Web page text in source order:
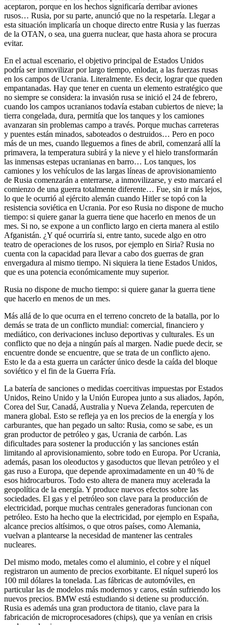
aceptaron, porque en los hechos significaría derribar aviones
rusos… Rusia, por su parte, anunció que no la respetaría. Llegar a
esta situación implicaría un choque directo entre Rusia y las fuerzas
de la OTAN, o sea, una guerra nuclear, que hasta ahora se procura
evitar.
En el actual escenario, el objetivo principal de Estados Unidos
podría ser inmovilizar por largo tiempo, enlodar, a las fuerzas rusas
en los campos de Ucrania. Literalmente. Es decir, lograr que queden
empantanadas. Hay que tener en cuenta un elemento estratégico que
no siempre se considera: la invasión rusa se inició el 24 de febrero,
cuando los campos ucranianos todavía estaban cubiertos de nieve; la
tierra congelada, dura, permitía que los tanques y los camiones
avanzaran sin problemas campo a través. Porque muchas carreteras
y puentes están minados, saboteados o destruidos… Pero en poco
más de un mes, cuando lleguemos a fines de abril, comenzará allí la
primavera, la temperatura subirá y la nieve y el hielo transformarán
las inmensas estepas ucranianas en barro… Los tanques, los
camiones y los vehículos de las largas líneas de aprovisionamiento
de Rusia comenzarán a enterrarse, a inmovilizarse, y esto marcará el
comienzo de una guerra totalmente diferente… Fue, sin ir más lejos,
lo que le ocurrió al ejército alemán cuando Hitler se topó con la
resistencia soviética en Ucrania. Por eso Rusia no dispone de mucho
tiempo: si quiere ganar la guerra tiene que hacerlo en menos de un
mes. Si no, se expone a un conflicto largo en cierta manera al estilo
Afganistán. ¿Y qué ocurriría si, entre tanto, sucede algo en otro
teatro de operaciones de los rusos, por ejemplo en Siria? Rusia no
cuenta con la capacidad para llevar a cabo dos guerras de gran
envergadura al mismo tiempo. Ni siquiera la tiene Estados Unidos,
que es una potencia económicamente muy superior.
Rusia no dispone de mucho tiempo: si quiere ganar la guerra tiene
que hacerlo en menos de un mes.
Más allá de lo que ocurra en el terreno concreto de la batalla, por lo
demás se trata de un conflicto mundial: comercial, financiero y
mediático, con derivaciones incluso deportivas y culturales. Es un
conflicto que no deja a ningún país al margen. Nadie puede decir, se
encuentre donde se encuentre, que se trata de un conflicto ajeno.
Esto le da a esta guerra un carácter único desde la caída del bloque
soviético y el fin de la Guerra Fría.
La batería de sanciones o medidas coercitivas impuestas por Estados
Unidos, Reino Unido y la Unión Europea junto a sus aliados, Japón,
Corea del Sur, Canadá, Australia y Nueva Zelanda, repercuten de
manera global. Esto se refleja ya en los precios de la energía y los
carburantes, que han pegado un salto: Rusia, como se sabe, es un
gran productor de petróleo y gas, Ucrania de carbón. Las
dificultades para sostener la producción y las sanciones están
limitando al aprovisionamiento, sobre todo en Europa. Por Ucrania,
además, pasan los oleoductos y gasoductos que llevan petróleo y el
gas ruso a Europa, que depende aproximadamente en un 40 % de
esos hidrocarburos. Todo esto altera de manera muy acelerada la
geopolítica de la energía. Y produce nuevos efectos sobre las
sociedades. El gas y el petróleo son clave para la producción de
electricidad, porque muchas centrales generadoras funcionan con
petróleo. Esto ha hecho que la electricidad, por ejemplo en España,
alcance precios altísimos, o que otros países, como Alemania,
vuelvan a plantearse la necesidad de mantener las centrales
nucleares.
Del mismo modo, metales como el aluminio, el cobre y el níquel
registraron un aumento de precios exorbitante. El níquel superó los
100 mil dólares la tonelada. Las fábricas de automóviles, en
particular las de modelos más modernos y caros, están sufriendo los
nuevos precios. BMW está estudiando si detiene su producción.
Rusia es además una gran productora de titanio, clave para la
fabricación de microprocesadores (chips), que ya venían en crisis